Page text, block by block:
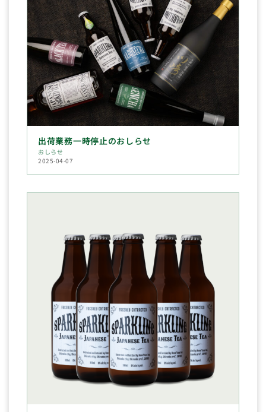
出荷業務一時停止のおしらせ
おしらせ
2025-04-07